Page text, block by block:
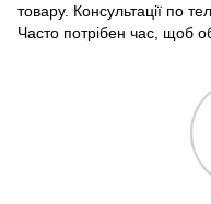
товару. Консультації по
Часто потрібен час, щоб